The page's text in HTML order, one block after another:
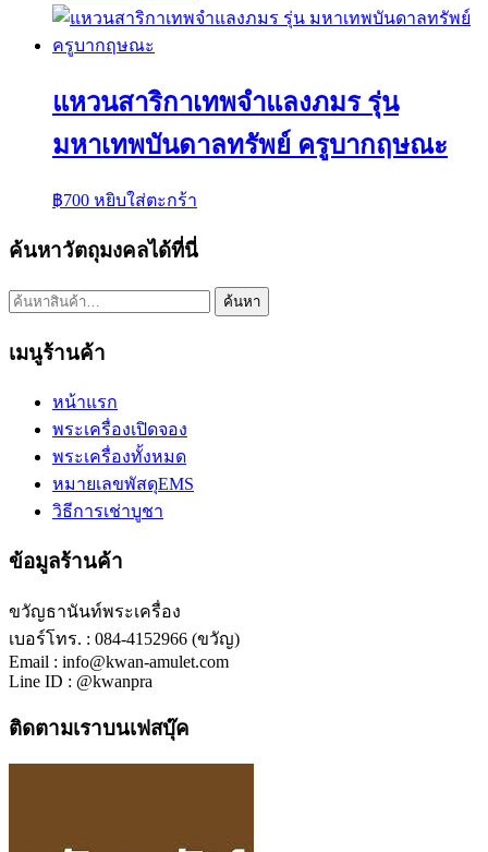
แหวนสาริกาเทพจำแลงภมร รุ่น
มหาเทพบันดาลทรัพย์ ครูบากฤษณะ
฿700 หยิบใส่ตะกร้า
ค้นหาวัตถุมงคลได้ที่นี่
ค้นหา: ค้นหา
เมนูร้านค้า
หน้าแรก
พระเครื่องเปิดจอง
พระเครื่องทั้งหมด
หมายเลขพัสดุEMS
วิธีการเช่าบูชา
ข้อมูลร้านค้า
ขวัญธานันท์พระเครื่อง
เบอร์โทร. : 084-4152966 (ขวัญ)
Email : info@kwan-amulet.com
Line ID : @kwanpra
ติดตามเราบนเฟสบุ๊ค